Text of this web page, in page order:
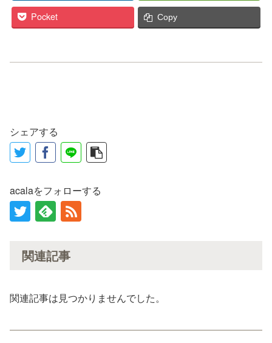
Pocket Copy
シェアする
acalaをフォローする
関連記事
関連記事は見つかりませんでした。